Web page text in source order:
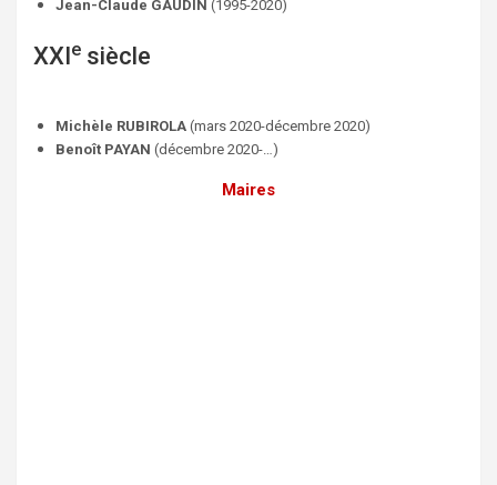
Jean-Claude GAUDIN (1995-2020)
XXIe siècle
Michèle RUBIROLA (mars 2020-décembre 2020)
Benoît PAYAN (décembre 2020-…)
Maires